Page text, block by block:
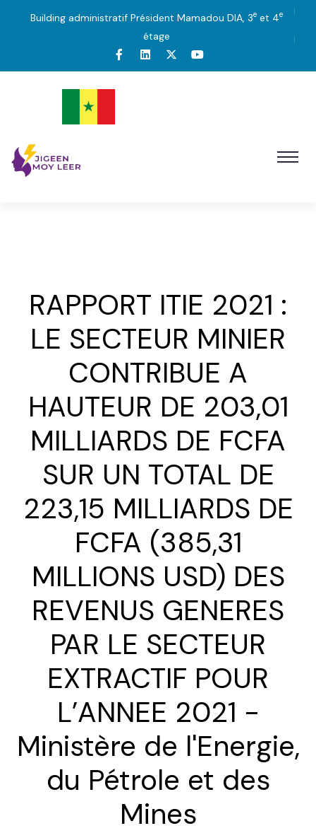
Building administratif Président Mamadou DIA, 3eet 4e
étage
RAPPORT ITIE 2021 :
LE SECTEUR MINIER
CONTRIBUE A
HAUTEUR DE 203,01
MILLIARDS DE FCFA
SUR UN TOTAL DE
223,15 MILLIARDS DE
FCFA (385,31
MILLIONS USD) DES
REVENUS GENERES
PAR LE SECTEUR
EXTRACTIF POUR
L’ANNEE 2021 -
Ministère de l'Energie,
du Pétrole et des
Mines